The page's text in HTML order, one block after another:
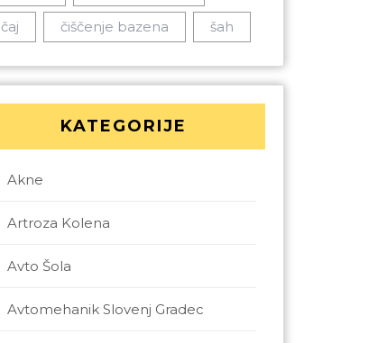
čaj čiščenje bazena šah
KATEGORIJE
Akne
Artroza Kolena
Avto Šola
Avtomehanik Slovenj Gradec